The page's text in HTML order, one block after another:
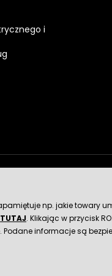
i
np. jakie towary
TUTAJ. Klikając w przycisk
informacje są